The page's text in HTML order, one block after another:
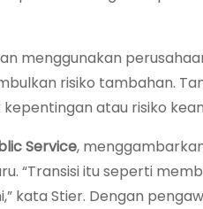
menggunakan
risiko tambahan.
atau risiko
Service,
“Transisi itu seperti
kata Stier. Dengan